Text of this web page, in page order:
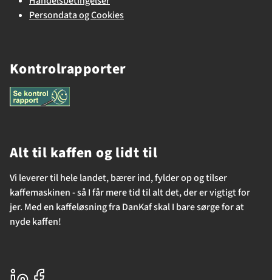
Persondata og Cookies
Kontrolrapporter
Alt til kaffen og lidt til
Vi leverer til hele landet, bærer ind, fylder op og tilser
kaffemaskinen - så I får mere tid til alt det, der er vigtigt for
jer. Med en kaffeløsning fra DanKaf skal I bare sørge for at
nyde kaffen!